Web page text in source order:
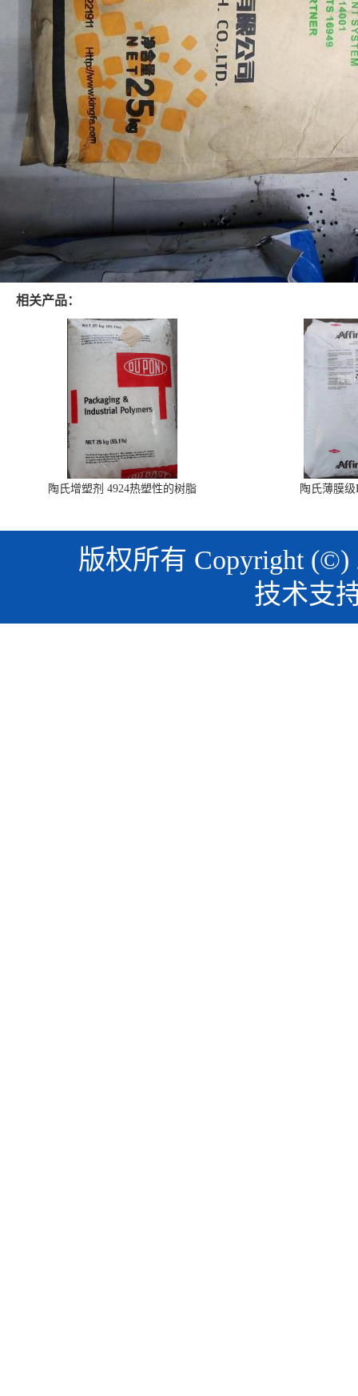
相关产品：
陶氏增塑剂 4924热塑性的树脂 陶氏薄膜级
版权所有 Copyright
技术支